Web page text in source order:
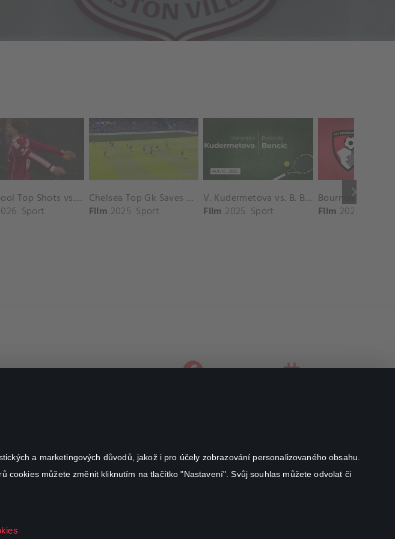
a marketingových důvodů, jakož i pro účely zobrazování personalizovaného obsahu.
můžete změnit kliknutím na tlačítko "Nastavení". Svůj souhlas můžete odvolat či
keyboard_arrow_right
Liverpool Top Shots vs. Fulham
Sport
Chelsea Top Gk Saves vs. Crystal Palace
Film 2025 Sport
V. Kudermetova vs. B. Bencic Match Highlights - CINCINNATI_Champions Court ( August 10, 2025)
Film 2025 Sport Film 2025
facebookinstagram
Canal+ Luxembourg S. à r.l. se sídlem Rue Albert Borschette 4,